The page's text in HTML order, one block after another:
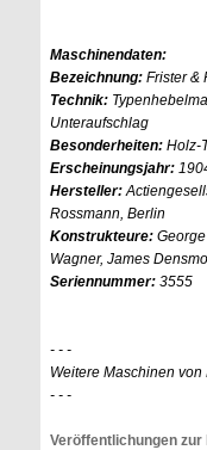
Maschinendaten:
Bezeichnung: Frister &
Technik:
Unteraufschlag
Besonderheiten: Holz-
Erscheinungsjahr:
Hersteller:
Rossmann, Berlin
Konstrukteure:
Wagner, James
Seriennummer: 3555
- - -
Weitere Maschinen
- - -
Veröffentlichungen zur